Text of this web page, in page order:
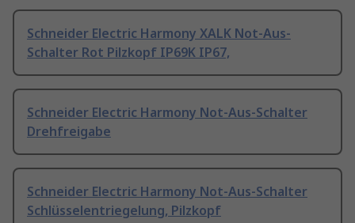
Schneider Electric Harmony XALK Not-Aus-
Schalter Rot Pilzkopf IP69K IP67,
Schneider Electric Harmony Not-Aus-Schalter
Drehfreigabe
Schneider Electric Harmony Not-Aus-Schalter
Schlüsselentriegelung, Pilzkopf